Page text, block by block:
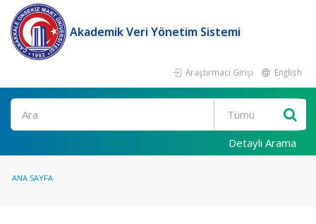
Akademik Veri Yönetim Sistemi
Araştırmacı Girişi English
Ara
Detaylı Arama
ANA SAYFA